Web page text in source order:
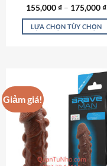
phẩm
Được xếp
hạng4.69
5 sao
155,000₫ – 175,000₫
LỰA CHỌN TÙY CHỌN
nhiều
biến
thể.
Các
tùy
chọn
Giảm giá!